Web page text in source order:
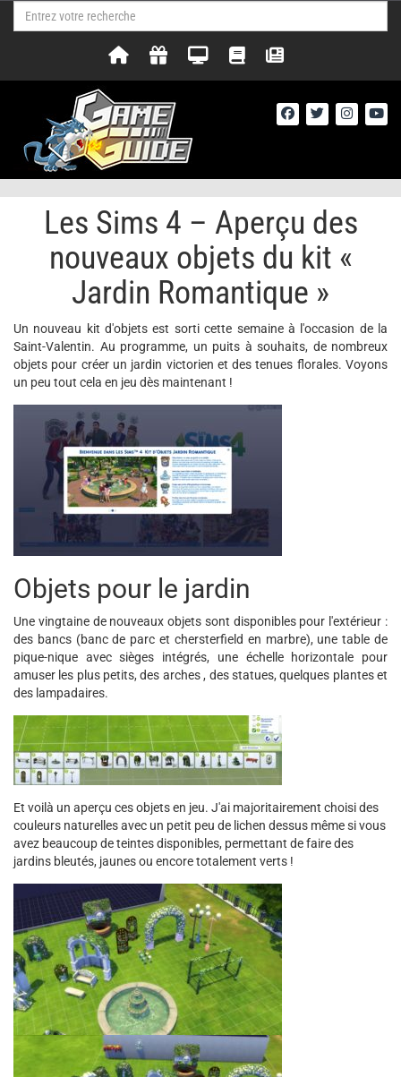
Les Sims 4 – Aperçu des
nouveaux objets du kit «
Jardin Romantique »
Un nouveau kit d'objets est sorti cette semaine à l'occasion de la
Saint-Valentin. Au programme, un puits à souhaits, de nombreux
objets pour créer un jardin victorien et des tenues florales. Voyons
un peu tout cela en jeu dès maintenant !
Objets pour le jardin
Une vingtaine de nouveaux objets sont disponibles pour l'extérieur :
des bancs (banc de parc et chersterfield en marbre), une table de
pique-nique avec sièges intégrés, une échelle horizontale pour
amuser les plus petits, des arches , des statues, quelques plantes et
des lampadaires.
Et voilà un aperçu ces objets en jeu. J'ai majoritairement choisi des
couleurs naturelles avec un petit peu de lichen dessus même si vous
avez beaucoup de teintes disponibles, permettant de faire des
jardins bleutés, jaunes ou encore totalement verts !